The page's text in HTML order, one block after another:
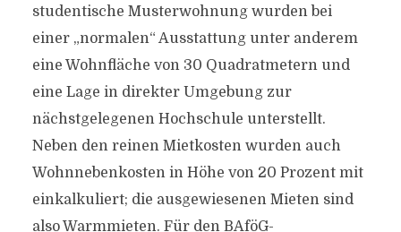
studentische Musterwohnung wurden bei
einer „normalen“ Ausstattung unter anderem
eine Wohnfläche von 30 Quadratmetern und
eine Lage in direkter Umgebung zur
nächstgelegenen Hochschule unterstellt.
Neben den reinen Mietkosten wurden auch
Wohnnebenkosten in Höhe von 20 Prozent mit
einkalkuliert; die ausgewiesenen Mieten sind
also Warmmieten. Für den BAföG-